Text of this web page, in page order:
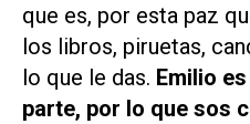
que es, por esta paz
los libros, piruetas,
lo que le das. Emilio
parte, por lo que sos